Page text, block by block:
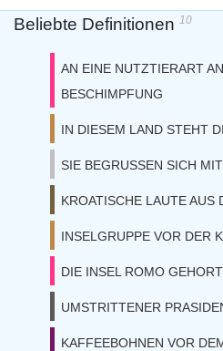
Beliebte Definitionen 10
AN EINE NUTZTIERART
BESCHIMPFUNG
IN DIESEM LAND STEHT
SIE BEGRUSSEN SICH
KROATISCHE LAUTE AUS
INSELGRUPPE VOR DER
DIE INSEL ROMO
UMSTRITTENER
KAFFEEBOHNEN VOR